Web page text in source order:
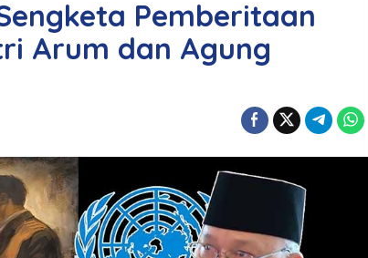
Pemberitaan
Arum dan Agung